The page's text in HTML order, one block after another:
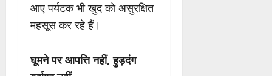
आए पर्यटक भी खुद को असुरक्षित
महसूस कर रहे हैं।
घूमने पर आपत्ति नहीं, हुड़दंग